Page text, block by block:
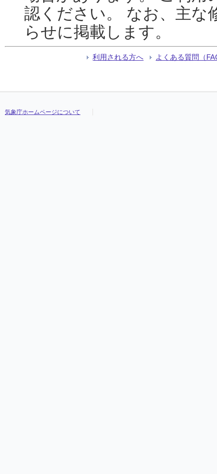
認ください。 なお、主な
らせに掲載します。
利用される方へ よくある質問（
気象庁ホームページについて